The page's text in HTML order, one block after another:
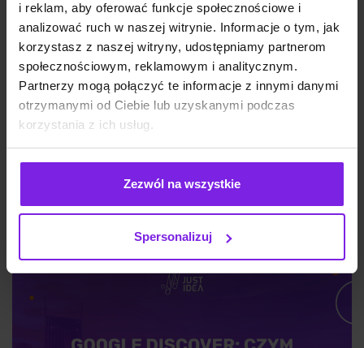
i reklam, aby oferować funkcje społecznościowe i
analizować ruch w naszej witrynie. Informacje o tym, jak
korzystasz z naszej witryny, udostępniamy partnerom
społecznościowym, reklamowym i analitycznym.
Partnerzy mogą połączyć te informacje z innymi danymi
otrzymanymi od Ciebie lub uzyskanymi podczas
korzystania z ich usług.
Zezwól na wszystkie
Spersonalizuj
Jakie są typy reklam Meta Ads? Formaty
na 2026